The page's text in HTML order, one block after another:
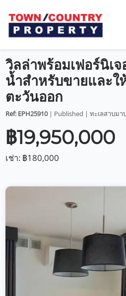
วิลล่าพร้อมเฟอร์นิเ
น้ำสำหรับขายและใ
ตะวันออก
Ref: EPH25910| Published | ทะเลสาบมา
฿19,950,000
เช่า: ฿180,000